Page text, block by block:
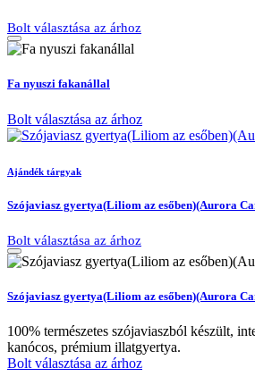
Bolt választása az árhoz
Fa nyuszi fakanállal
Bolt választása az árhoz
Ajándék tárgyak
Szójaviasz gyertya(Liliom az esőben)(Aurora
Bolt választása az árhoz
Szójaviasz gyertya(Liliom az esőben)(Aurora
100% természetes szójaviaszból készült,
kanócos, prémium illatgyertya.
Bolt választása az árhoz